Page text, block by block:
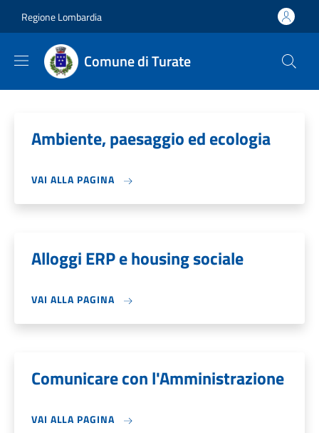
Regione Lombardia
Comune di Turate
Ambiente, paesaggio ed ecologia
VAI ALLA PAGINA
Alloggi ERP e housing sociale
VAI ALLA PAGINA
Comunicare con l'Amministrazione
VAI ALLA PAGINA